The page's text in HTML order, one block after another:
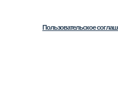
Пользовательское